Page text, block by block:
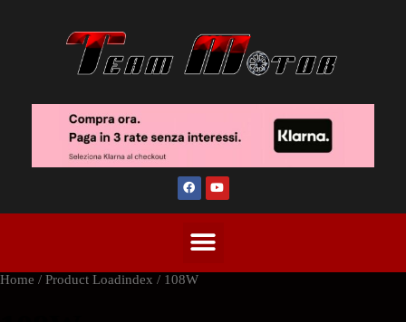
Home / Product Loadindex / 108W